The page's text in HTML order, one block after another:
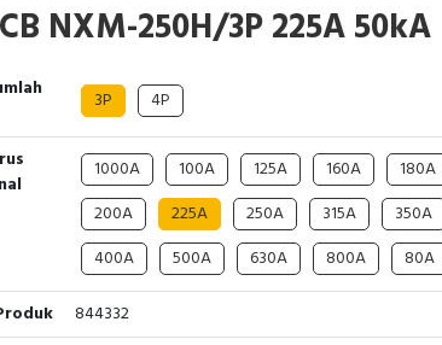
NXM-250H/3P 225A 50kA
3P 4P
1000A 100A 125A 160A
180A
200A
225A 250A 315A
350A
400A
500A 630A 800A
80A
844332